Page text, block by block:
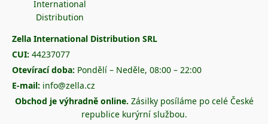
Zella International Distribution SRL
CUI: 44237077
Otevírací doba: Pondělí – Neděle, 08:00 – 22:00
E-mail: info@zella.cz
Obchod je výhradně online. Zásilky posíláme po celé České
republice kurýrní službou.